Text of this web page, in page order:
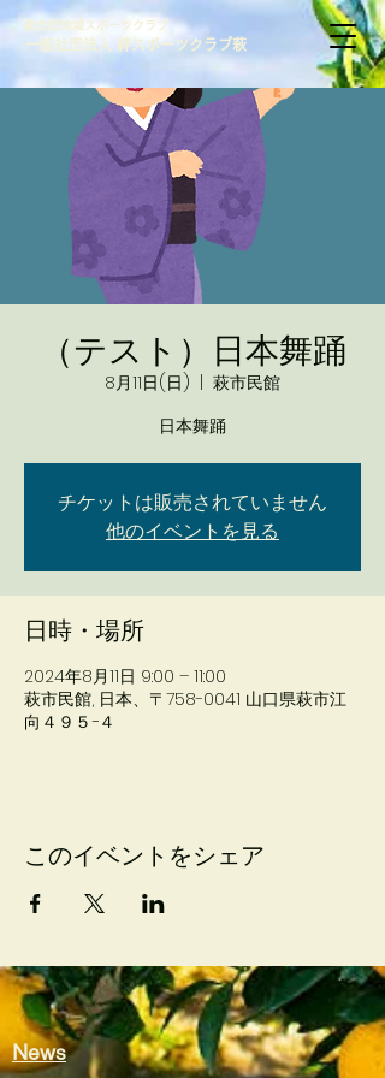
一般社団法人 絆スポーツクラブ萩
総合型地域スポーツクラブ
（テスト）日本舞踊
8月11日(日)
萩市民館
日本舞踊
チケットは販売されていません
他のイベントを見る
日時・場所
2024年8月11日 9:00 – 11:00
萩市民館, 日本、〒758-0041 山口県萩市江
向４９５−４
このイベントをシェア
​News